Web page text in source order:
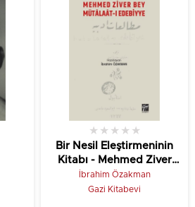
Bir Nesil Eleştirmeninin
Kitabı - Mehmed Ziver
Bey Mütalaat-ı Edebiyye
★ ★ ★ ★ ★
İbrahim Özakman
Gazi Kitabevi